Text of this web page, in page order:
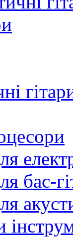
бас-